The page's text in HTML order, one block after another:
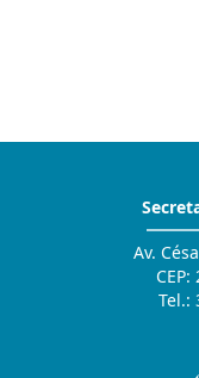
Av.
Tel.: